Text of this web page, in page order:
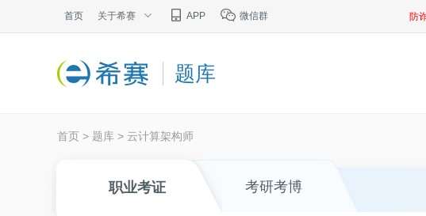
首页 关于希赛 APP 微信群 防
题库
首页 > 题库 > 云计算架构师
职业考证 考研考博